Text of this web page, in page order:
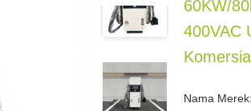
60KW/
400VAC
Komersial
Nama Merek: